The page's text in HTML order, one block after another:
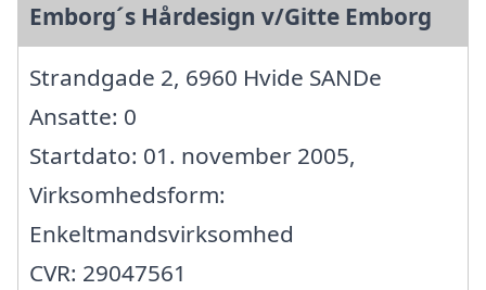
Emborg´s Hårdesign v/Gitte Emborg
Strandgade 2, 6960 Hvide SANDe
Ansatte: 0
Startdato: 01. november 2005,
Virksomhedsform:
Enkeltmandsvirksomhed
CVR: 29047561